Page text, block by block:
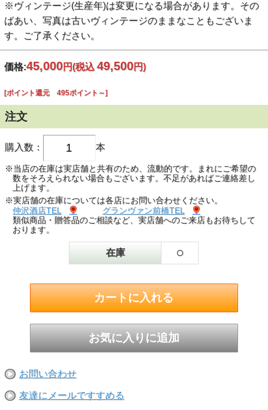
※ヴィンテージ(生産年)は変更になる場合があります。その
ばあい、写真は古いヴィンテージのままなこともございま
す。ご了承ください。
価格:45,000円(税込 49,500円)
[ポイント還元 495ポイント～]
注文
購入数： 本
※当店の在庫は実店舗と共有のため、流動的です。まれにご希望の
数をそろえられない場合もございます。不足があればご連絡差し
上げます。
※実店舗の在庫については各店にお問い合わせください。
仲沢酒店TEL
グランヴァン前橋TEL
類似商品・贈答品のご相談など、実店舗へのご来店もお待ちして
おります。
在庫 ○
お問い合わせ
友達にメールですすめる